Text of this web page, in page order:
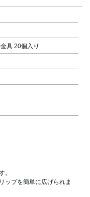
具 20個入り
。
ップを簡単に広げられま